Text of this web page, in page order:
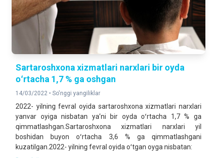
Sartaroshxona xizmatlari narxlari bir oyda
oʻrtacha 1,7 % ga oshgan
14/03/2022 • So'nggi yangiliklar
2022- yilning fevral oyida sartaroshxona xizmatlari narxlari
yanvar oyiga nisbatan yaʼni bir oyda oʻrtacha 1,7 % ga
qimmatlashgan.Sartaroshxona xizmatlari narxlari yil
boshidan buyon oʻrtacha 3,6 % ga qimmatlashgani
kuzatilgan.2022- yilning fevral oyida oʻtgan oyga nisbatan: